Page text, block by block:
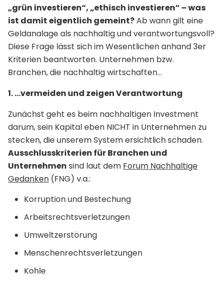
„grün investieren“, „ethisch investieren“ – was
ist damit eigentlich gemeint?Ab wann gilt eine
Geldanalage als nachhaltig und verantwortungsvoll?
Diese Frage lässt sich im Wesentlichen anhand 3er
Kriterien beantworten. Unternehmen bzw.
Branchen, die nachhaltig wirtschaften…
1. …vermeiden und zeigen Verantwortung
Zunächst geht es beim nachhaltigen Investment
darum, sein Kapital eben NICHT in Unternehmen zu
stecken, die unserem System ersichtlich schaden.
Ausschlusskriterien für Branchen und
Unternehmen sind laut dem Forum Nachhaltige
Gedanken (FNG) v.a.:
Korruption und Bestechung
Arbeitsrechtsverletzungen
Umweltzerstörung
Menschenrechtsverletzungen
Kohle